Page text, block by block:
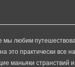
мы любим
это практически все
маньяки странствий